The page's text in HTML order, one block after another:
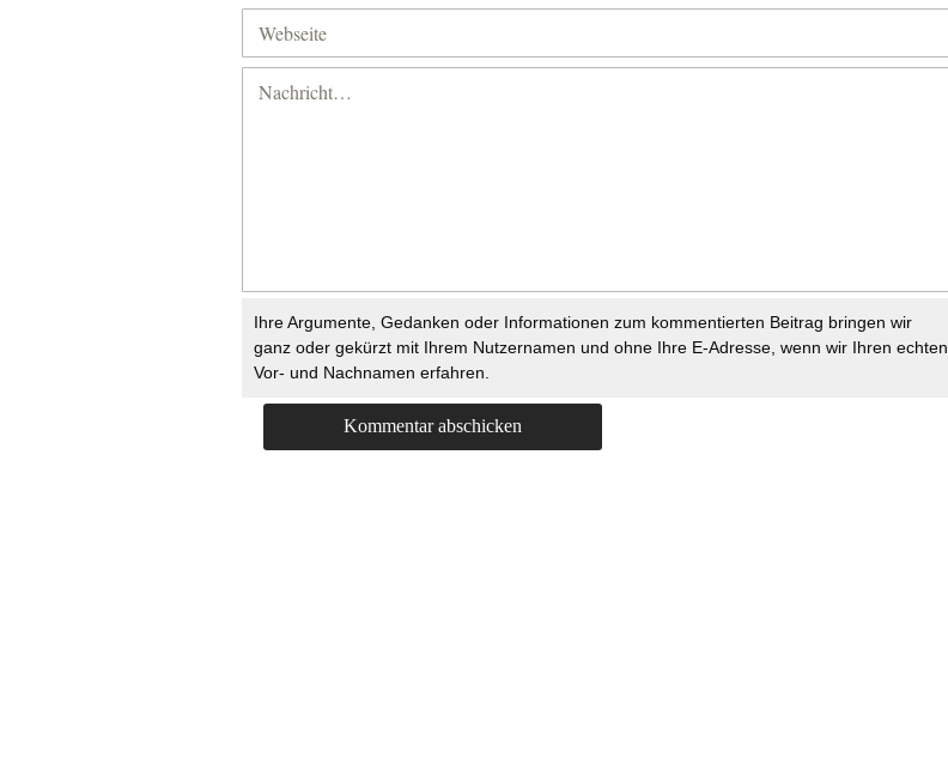
Ihre Argumente, Gedanken oder Informationen zum kommentierten Beitrag bringen wir
ganz oder gekürzt mit Ihrem Nutzernamen und ohne Ihre E-Adresse, wenn wir Ihren echten
Vor- und Nachnamen erfahren.